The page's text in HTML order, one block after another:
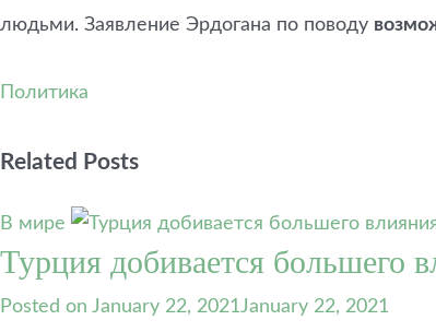
людьми. Заявление Эрдогана по поводу
Политика
Related Posts
В мире
Турция добивается большего
Posted on January 22, 2021January 22, 2021